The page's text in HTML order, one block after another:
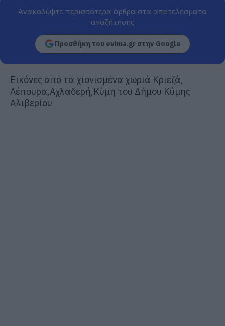
Ανακαλύψτε περισσότερα άρθρα στα αποτελέσματα
αναζήτησης
Προσθήκη του evima.gr στην Google
Εικόνες από τα χιονισμένα χωριά Κριεζά,
Λέπουρα,Αχλαδερή,Κύμη του Δήμου Κύμης
Αλιβερίου